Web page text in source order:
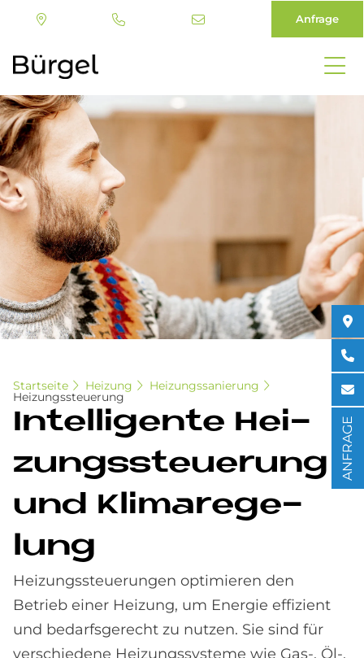
Direkt
zum
Inhalt
Anfrage
Startseite Heizung Heizungssanierung
Heizungssteuerung
In­tel­li­gen­te Hei­
zungs­steue­rung
und Kli­ma­re­ge­
lung
Heizungssteuerungen optimieren den
Betrieb einer Heizung, um Energie effizient
und bedarfsgerecht zu nutzen. Sie sind für
verschiedene Heizungssysteme wie Gas-, Öl-,
ANFRAGE